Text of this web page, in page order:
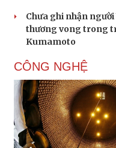
Chưa ghi nhận
thương vong trong
Kumamoto
CÔNG NGHỆ